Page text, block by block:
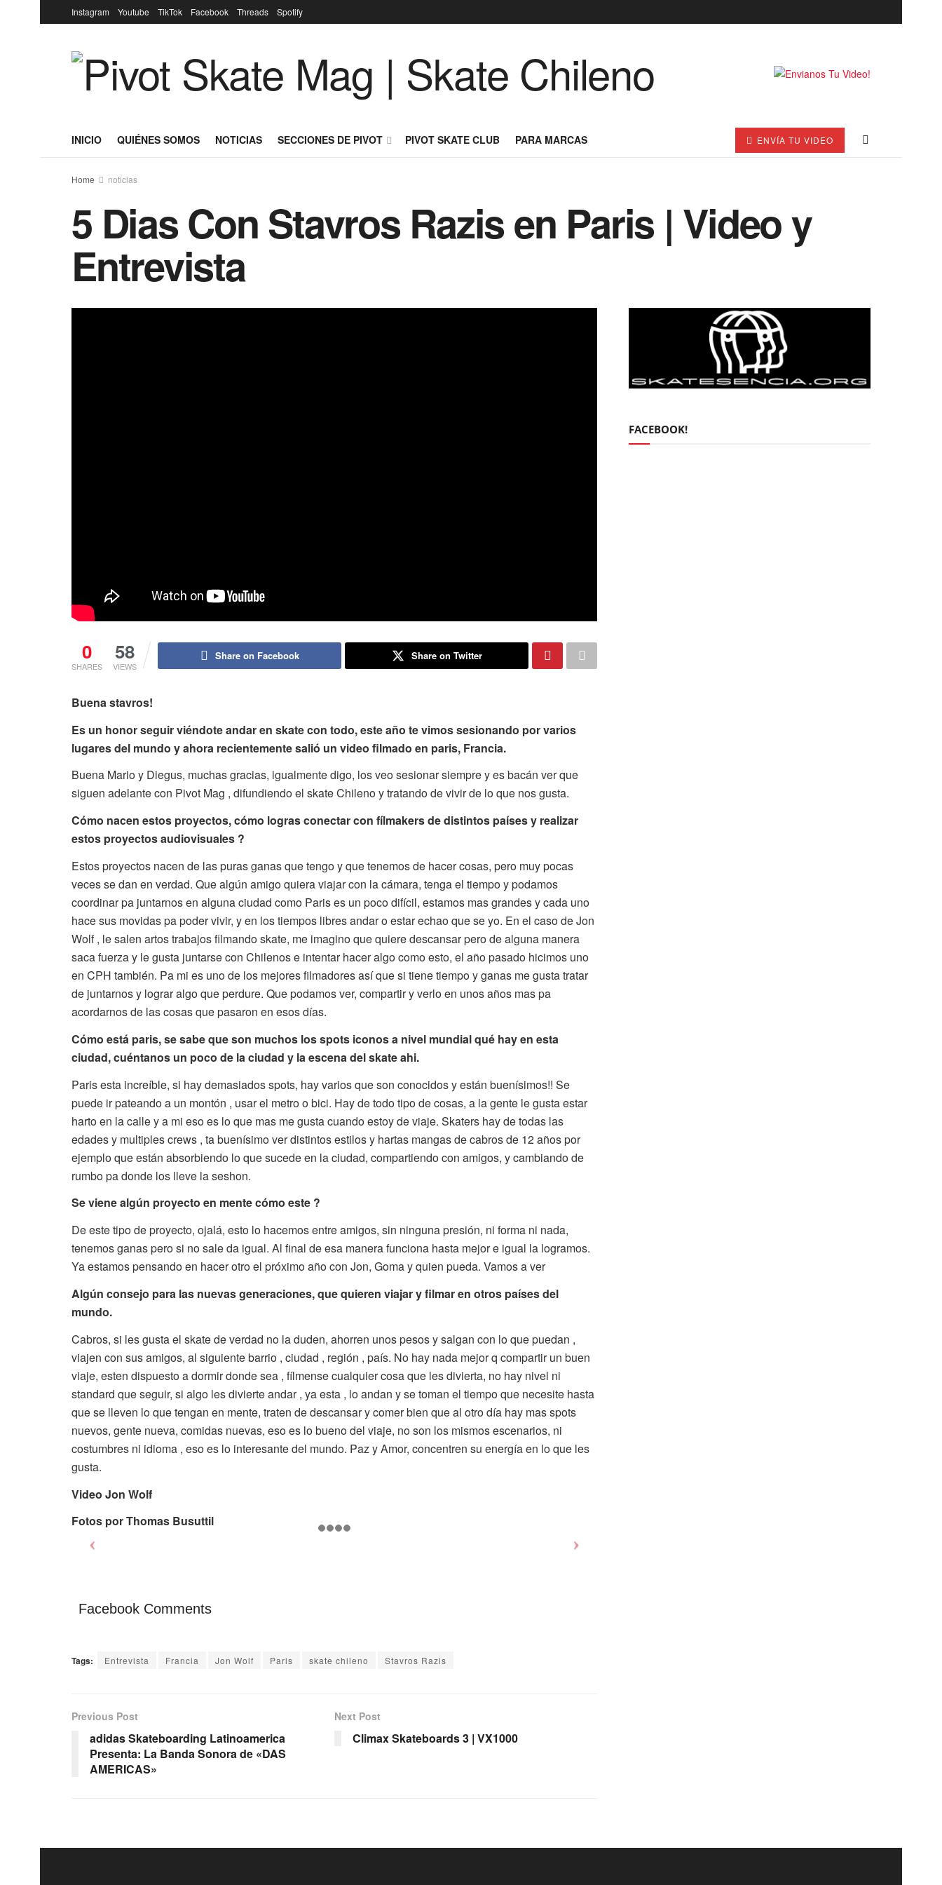
Instagram Youtube TikTok Facebook Threads Spotify
INICIO QUIÉNES SOMOS NOTICIAS SECCIONES DE PIVOT PIVOT SKATE CLUB PARA MARCAS ENVÍA TU VIDEO
Home noticias
5 Dias Con Stavros Razis en Paris | Video y
Entrevista
0
SHARES
58
VIEWS
Share on Facebook Share on Twitter
Buena stavros!
Es un honor seguir viéndote andar en skate con todo, este año te vimos sesionando por varios
lugares del mundo y ahora recientemente salió un video filmado en paris, Francia.
Buena Mario y Diegus, muchas gracias, igualmente digo, los veo sesionar siempre y es bacán ver que
siguen adelante con Pivot Mag , difundiendo el skate Chileno y tratando de vivir de lo que nos gusta.
Cómo nacen estos proyectos, cómo logras conectar con fílmakers de distintos países y realizar
estos proyectos audiovisuales ?
Estos proyectos nacen de las puras ganas que tengo y que tenemos de hacer cosas, pero muy pocas
veces se dan en verdad. Que algún amigo quiera viajar con la cámara, tenga el tiempo y podamos
coordinar pa juntarnos en alguna ciudad como Paris es un poco difícil, estamos mas grandes y cada uno
hace sus movidas pa poder vivir, y en los tiempos libres andar o estar echao que se yo. En el caso de Jon
Wolf , le salen artos trabajos filmando skate, me imagino que quiere descansar pero de alguna manera
saca fuerza y le gusta juntarse con Chilenos e intentar hacer algo como esto, el año pasado hicimos uno
en CPH también. Pa mi es uno de los mejores filmadores así que si tiene tiempo y ganas me gusta tratar
de juntarnos y lograr algo que perdure. Que podamos ver, compartir y verlo en unos años mas pa
acordarnos de las cosas que pasaron en esos días.
Cómo está paris, se sabe que son muchos los spots iconos a nivel mundial qué hay en esta
ciudad, cuéntanos un poco de la ciudad y la escena del skate ahi.
Paris esta increíble, si hay demasiados spots, hay varios que son conocidos y están buenísimos!! Se
puede ir pateando a un montón , usar el metro o bici. Hay de todo tipo de cosas, a la gente le gusta estar
harto en la calle y a mi eso es lo que mas me gusta cuando estoy de viaje. Skaters hay de todas las
edades y multiples crews , ta buenísimo ver distintos estilos y hartas mangas de cabros de 12 años por
ejemplo que están absorbiendo lo que sucede en la ciudad, compartiendo con amigos, y cambiando de
rumbo pa donde los lleve la seshon.
Se viene algún proyecto en mente cómo este ?
De este tipo de proyecto, ojalá, esto lo hacemos entre amigos, sin ninguna presión, ni forma ni nada,
tenemos ganas pero si no sale da igual. Al final de esa manera funciona hasta mejor e igual la logramos.
Ya estamos pensando en hacer otro el próximo año con Jon, Goma y quien pueda. Vamos a ver
Algún consejo para las nuevas generaciones, que quieren viajar y filmar en otros países del
mundo.
Cabros, si les gusta el skate de verdad no la duden, ahorren unos pesos y salgan con lo que puedan ,
viajen con sus amigos, al siguiente barrio , ciudad , región , país. No hay nada mejor q compartir un buen
viaje, esten dispuesto a dormir donde sea , fílmense cualquier cosa que les divierta, no hay nivel ni
standard que seguir, si algo les divierte andar , ya esta , lo andan y se toman el tiempo que necesite hasta
que se lleven lo que tengan en mente, traten de descansar y comer bien que al otro día hay mas spots
nuevos, gente nueva, comidas nuevas, eso es lo bueno del viaje, no son los mismos escenarios, ni
costumbres ni idioma , eso es lo interesante del mundo. Paz y Amor, concentren su energía en lo que les
gusta.
Video Jon Wolf
Fotos por Thomas Busuttil
Facebook Comments
Tags: Entrevista Francia Jon Wolf Paris skate chileno Stavros Razis
Previous Post
adidas Skateboarding Latinoamerica
Presenta: La Banda Sonora de «DAS
AMERICAS»
Next Post
Climax Skateboards 3 | VX1000
FACEBOOK!